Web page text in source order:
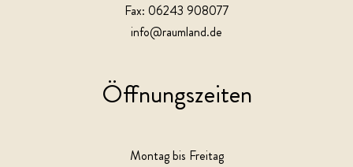
Fax: 06243 908077
info@raumland.de
Öffnungszeiten
Montag bis Freitag